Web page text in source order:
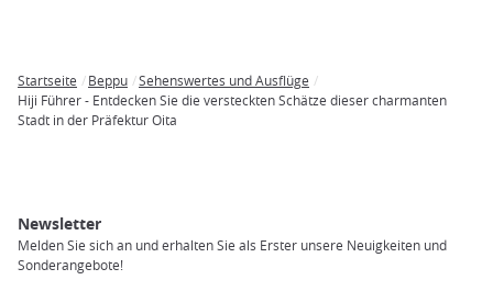
Breadcrumb
Startseite Beppu
Sehenswertes und Ausflüge
Hiji Führer - Entdecken Sie die versteckten Schätze dieser charmanten
Stadt in der Präfektur Oita
Newsletter
Melden Sie sich an und erhalten Sie als Erster unsere Neuigkeiten und
Sonderangebote!